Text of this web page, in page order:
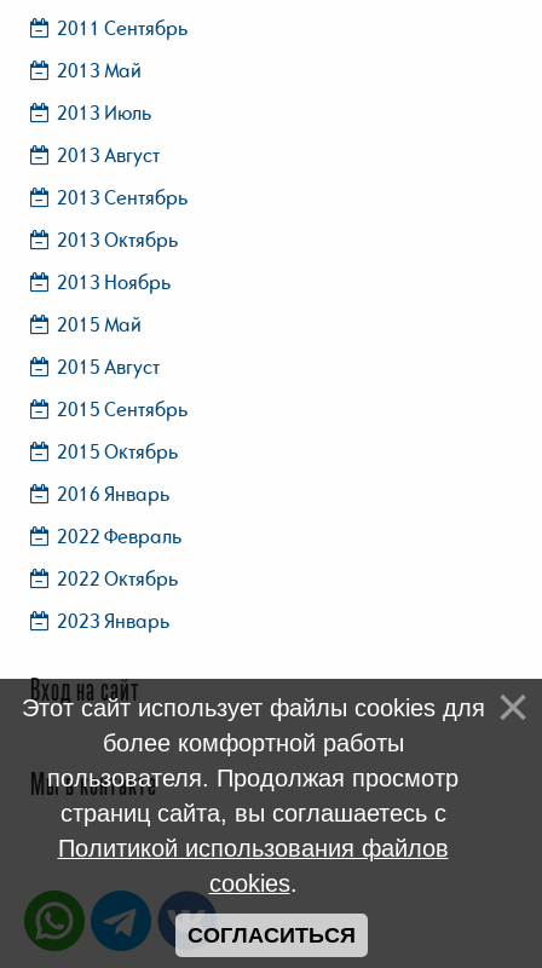
2011 Сентябрь
2013 Май
2013 Июль
2013 Август
2013 Сентябрь
2013 Октябрь
2013 Ноябрь
2015 Май
2015 Август
2015 Сентябрь
2015 Октябрь
2016 Январь
2022 Февраль
2022 Октябрь
2023 Январь
Вход на сайт
Мы в контакте
Этот сайт использует файлы cookies для
более комфортной работы
пользователя. Продолжая просмотр
страниц сайта, вы соглашаетесь с
Политикой использования файлов
cookies.
СОГЛАСИТЬСЯ